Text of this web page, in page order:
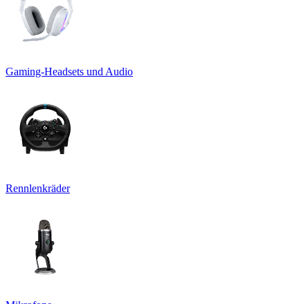
Gaming-Headsets und Audio
Rennlenkräder